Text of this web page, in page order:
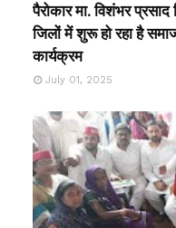
पैरोकार मा. विशंभर
जिलों में शुरू हो रहा है
कार्यक्रम
July 01, 2025